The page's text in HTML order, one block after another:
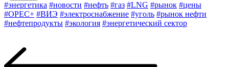
#энергетика #новости #нефть #газ #LNG #рынок #цены
#OPEC+ #ВИЭ #электроснабжение #уголь #рынок нефти
#нефтепродукты #экология #энергетический сектор